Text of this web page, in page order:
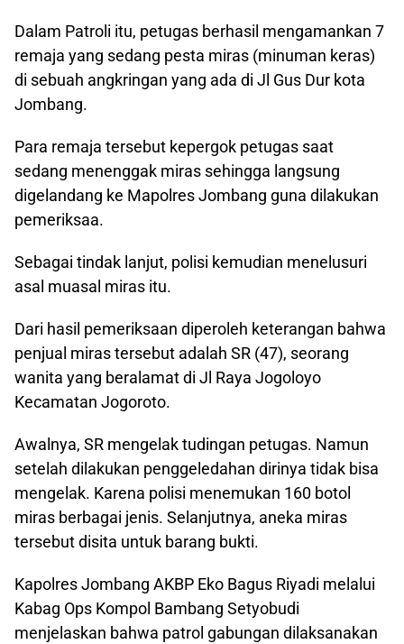
Dalam Patroli itu, petugas berhasil mengamankan 7
remaja yang sedang pesta miras (minuman keras)
di sebuah angkringan yang ada di Jl Gus Dur kota
Jombang.
Para remaja tersebut kepergok petugas saat
sedang menenggak miras sehingga langsung
digelandang ke Mapolres Jombang guna dilakukan
pemeriksaa.
Sebagai tindak lanjut, polisi kemudian menelusuri
asal muasal miras itu.
Dari hasil pemeriksaan diperoleh keterangan bahwa
penjual miras tersebut adalah SR (47), seorang
wanita yang beralamat di Jl Raya Jogoloyo
Kecamatan Jogoroto.
Awalnya, SR mengelak tudingan petugas. Namun
setelah dilakukan penggeledahan dirinya tidak bisa
mengelak. Karena polisi menemukan 160 botol
miras berbagai jenis. Selanjutnya, aneka miras
tersebut disita untuk barang bukti.
Kapolres Jombang AKBP Eko Bagus Riyadi melalui
Kabag Ops Kompol Bambang Setyobudi
menjelaskan bahwa patrol gabungan dilaksanakan